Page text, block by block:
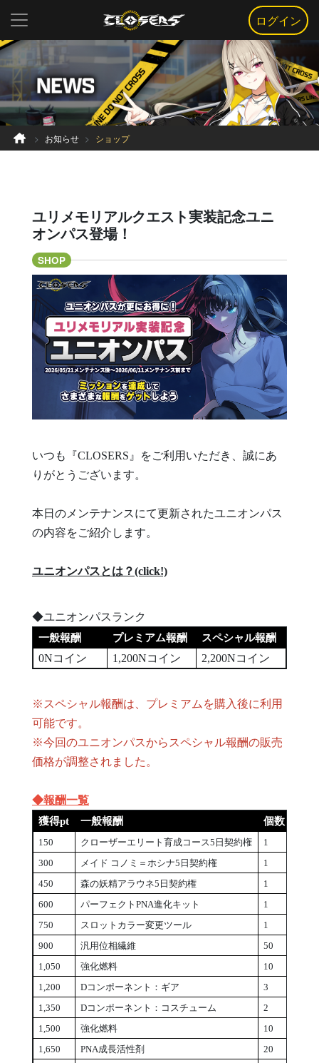
ログイン
お知らせ ショップ
ユリメモリアルクエスト実装記念ユニ
オンパス登場！
SHOP
いつも『CLOSERS』をご利用いただき、誠にあ
りがとうございます。
本日のメンテナンスにて更新されたユニオンパス
の内容をご紹介します。
ユニオンパスとは？(click!)
◆ユニオンパスランク
一般報酬 プレミアム報酬 スペシャル報酬
0Nコイン 1,200Nコイン 2,200Nコイン
※スペシャル報酬は、プレミアムを購入後に利用
可能です。
※今回のユニオンパスからスペシャル報酬の販売
価格が調整されました。
◆報酬一覧
獲得pt 一般報酬 個数
150 クローザーエリート育成コース5日契約権 1
300
メイド コノミ＝ホシナ5日契約権 1
450
森の妖精アラウネ5日契約権 1
600
パーフェクトPNA進化キット 1
750
スロットカラー変更ツール 1
900
汎用位相繊維 50
1,050
強化燃料 10
1,200
Dコンポーネント：ギア 3
1,350
Dコンポーネント：コスチューム 2
1,500
強化燃料 10
1,650
PNA成長活性剤 20